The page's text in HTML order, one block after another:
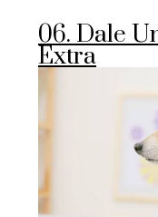
06. Dale
Extra